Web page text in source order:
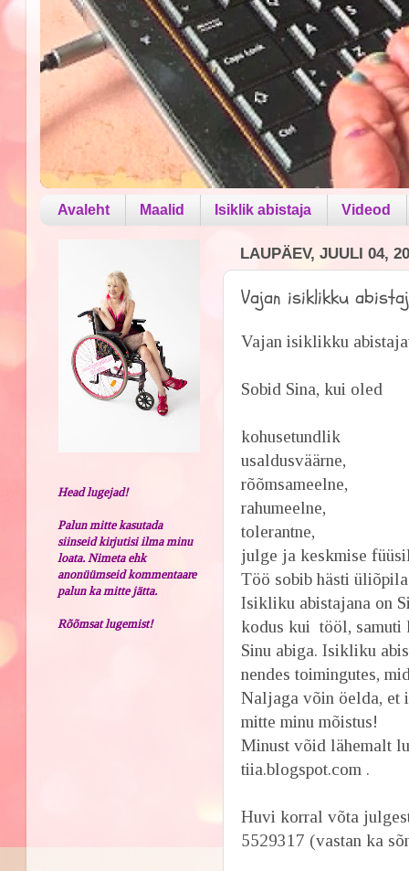
Avaleht Maalid Isiklik abistaja Videod
LAUPÄEV, JUULI 04,
Vajan isiklikku
Vajan isiklikku
Sobid Sina, kui oled
kohusetundlik
usaldusväärne,
rõõmsameelne,
rahumeelne,
tolerantne,
julge ja keskmise
Töö sobib hästi
Isikliku abistajana on
kodus kui tööl, samuti
Sinu abiga. Isikliku
nendes toimingutes,
Naljaga võin öelda, et
mitte minu mõistus!
Minust võid lähemalt
tiia.blogspot.com .
Huvi korral võta
5529317 (vastan ka
Head lugejad!
Palun mitte kasutada
siinseid kirjutisi ilma minu
loata. Nimeta ehk
anonüümseid kommentaare
palun ka mitte jätta.
Rõõmsat lugemist!